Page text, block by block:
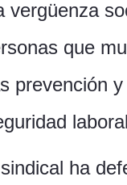
vergüenza
que
prevención
ha